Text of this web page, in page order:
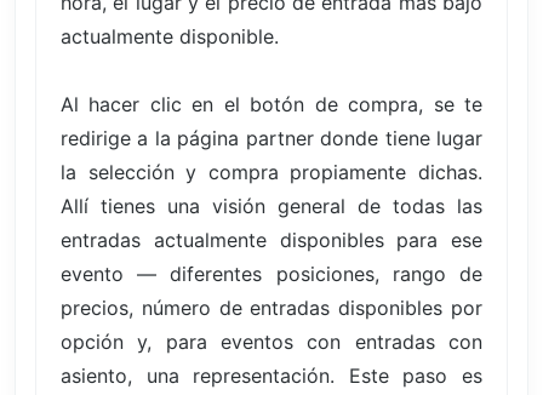
actualmente disponible.
Al hacer clic en el botón de compra, se te
redirige a la página partner donde tiene lugar
la selección y compra propiamente dichas.
Allí tienes una visión general de todas las
entradas actualmente disponibles para ese
evento — diferentes posiciones, rango de
precios, número de entradas disponibles por
opción y, para eventos con entradas con
asiento, una representación. Este paso es